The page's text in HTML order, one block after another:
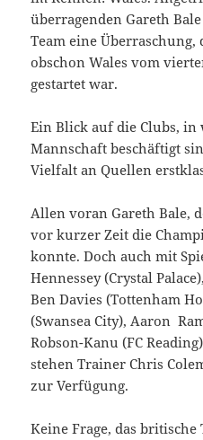
überragenden Gareth
Team eine
obschon Wales vom
gestartet war.
Ein Blick auf die Clubs, in
Mannschaft beschäftigt
Vielfalt an Quellen
Allen voran Gareth Bale,
vor kurzer Zeit die
konnte. Doch auch mit
Hennessey (Crystal
Ben Davies (Tottenham
(Swansea City), Aaron
Robson-Kanu (FC
stehen Trainer Chris
zur Verfügung.
Keine Frage, das